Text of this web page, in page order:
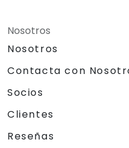
Nosotros
Nosotros
Contacta con
Socios
Clientes
Reseñas